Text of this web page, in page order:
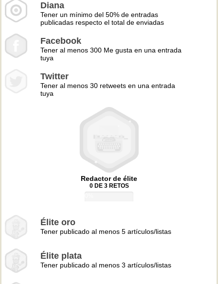
Diana
Tener un mínimo del 50% de entradas
publicadas respecto el total de enviadas
Facebook
Tener al menos 300 Me gusta en una entrada
tuya
Twitter
Tener al menos 30 retweets en una entrada
tuya
Redactor de élite
0 DE 3 RETOS
Élite oro
Tener publicado al menos 5 artículos/listas
Élite plata
Tener publicado al menos 3 artículos/listas